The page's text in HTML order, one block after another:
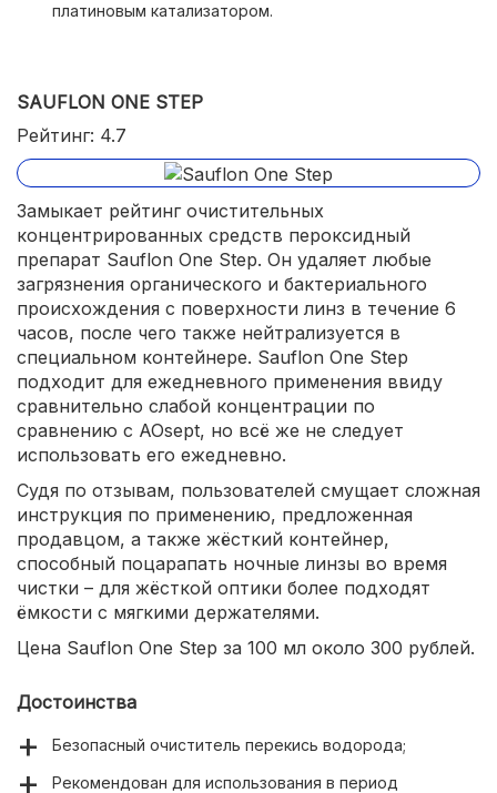
платиновым катализатором.
SAUFLON ONE STEP
Рейтинг: 4.7
Замыкает рейтинг очистительных
концентрированных средств пероксидный
препарат Sauflon One Step. Он удаляет любые
загрязнения органического и бактериального
происхождения с поверхности линз в течение 6
часов, после чего также нейтрализуется в
специальном контейнере. Sauflon One Step
подходит для ежедневного применения ввиду
сравнительно слабой концентрации по
сравнению с AOsept, но всё же не следует
использовать его ежедневно.
Судя по отзывам, пользователей смущает сложная
инструкция по применению, предложенная
продавцом, а также жёсткий контейнер,
способный поцарапать ночные линзы во время
чистки – для жёсткой оптики более подходят
ёмкости с мягкими держателями.
Цена Sauflon One Step за 100 мл около 300 рублей.
Достоинства
Безопасный очиститель перекись водорода;
Рекомендован для использования в период